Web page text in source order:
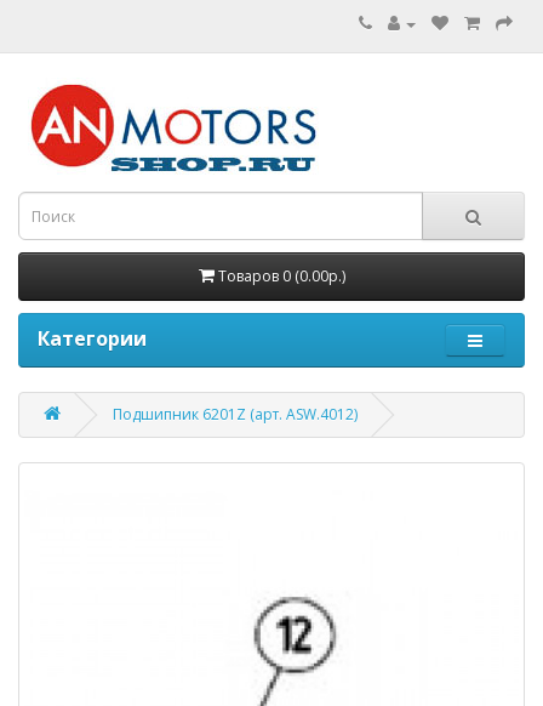
Товаров 0 (0.00р.)
Категории
Подшипник 6201Z (арт. ASW.4012)